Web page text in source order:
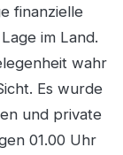
finanzielle
im Land.
wahr
Es wurde
und private
01.00 Uhr